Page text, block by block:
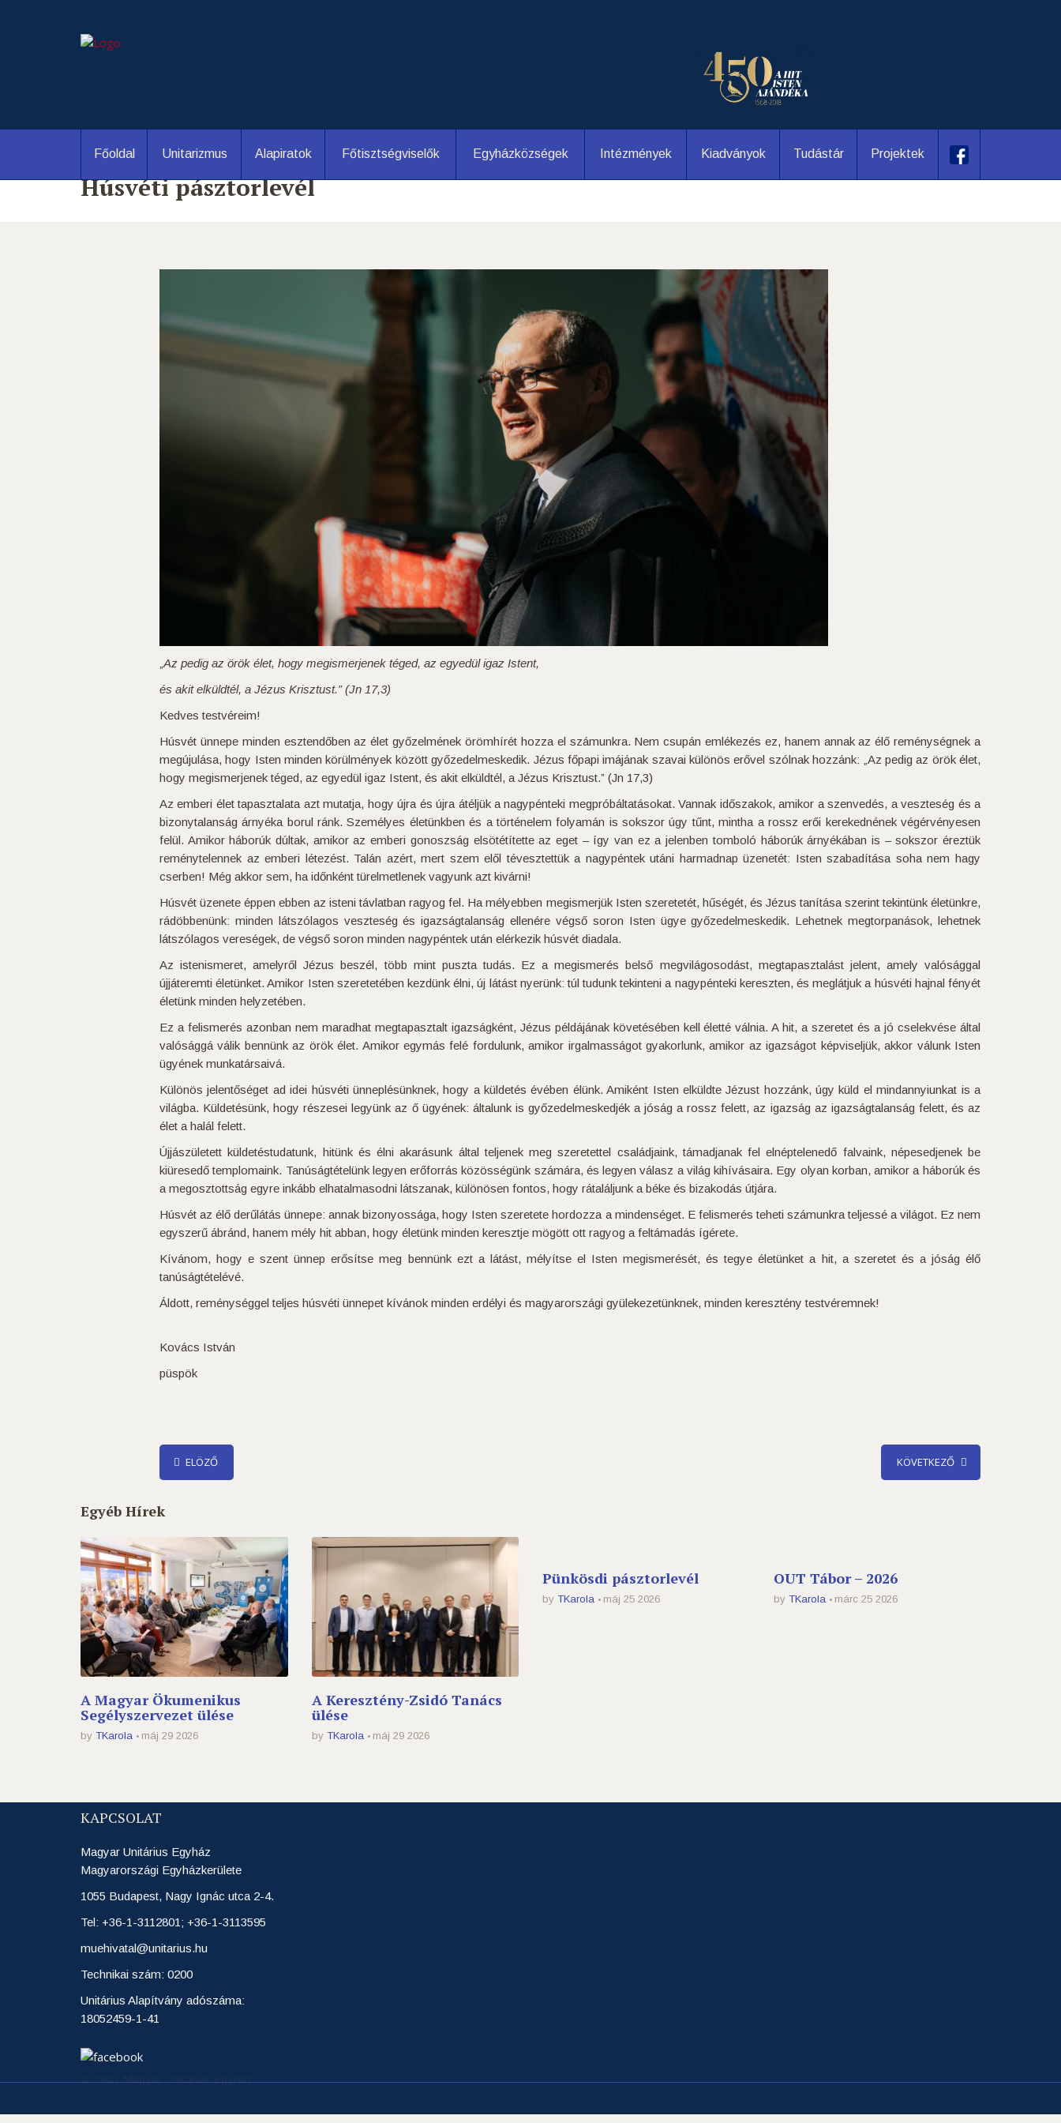
Főoldal Unitarizmus Alapiratok Főtisztségviselők Egyházközségek Intézmények Kiadványok Tudástár Projektek
Húsvéti pásztorlevél
Az pedig az örök élet, hogy megismerjenek téged, az egyedül igaz Istent,
és akit elküldtél, a Jézus Krisztust.” (Jn 17,3)
Kedves testvéreim!
Húsvét ünnepe minden esztendőben az élet győzelmének örömhírét hozza el számunkra. Nem csupán emlékezés ez, hanem annak az élő reménységnek a
megújulása, hogy Isten minden körülmények között győzedelmeskedik. Jézus főpapi imájának szavai különös erővel szólnak hozzánk: „Az pedig az örök élet,
hogy megismerjenek téged, az egyedül igaz Istent, és akit elküldtél, a Jézus Krisztust.” (Jn 17,3)
Az emberi élet tapasztalata azt mutatja, hogy újra és újra átéljük a nagypénteki megpróbáltatásokat. Vannak időszakok, amikor a szenvedés, a veszteség és a
bizonytalanság árnyéka borul ránk. Személyes életünkben és a történelem folyamán is sokszor úgy tűnt, mintha a rossz erői kerekednének végérvényesen
felül. Amikor háborúk dúltak, amikor az emberi gonoszság elsötétítette az eget – így van ez a jelenben tomboló háborúk árnyékában is – sokszor éreztük
reménytelennek az emberi létezést. Talán azért, mert szem elől tévesztettük a nagypéntek utáni harmadnap üzenetét: Isten szabadítása soha nem hagy
cserben! Még akkor sem, ha időnként türelmetlenek vagyunk azt kivárni!
Húsvét üzenete éppen ebben az isteni távlatban ragyog fel. Ha mélyebben megismerjük Isten szeretetét, hűségét, és Jézus tanítása szerint tekintünk életünkre,
rádöbbenünk: minden látszólagos veszteség és igazságtalanság ellenére végső soron Isten ügye győzedelmeskedik. Lehetnek megtorpanások, lehetnek
látszólagos vereségek, de végső soron minden nagypéntek után elérkezik húsvét diadala.
Az istenismeret, amelyről Jézus beszél, több mint puszta tudás. Ez a megismerés belső megvilágosodást, megtapasztalást jelent, amely valósággal
újjáteremti életünket. Amikor Isten szeretetében kezdünk élni, új látást nyerünk: túl tudunk tekinteni a nagypénteki kereszten, és meglátjuk a húsvéti hajnal fényét
életünk minden helyzetében.
Ez a felismerés azonban nem maradhat megtapasztalt igazságként, Jézus példájának követésében kell életté válnia. A hit, a szeretet és a jó cselekvése által
valósággá válik bennünk az örök élet. Amikor egymás felé fordulunk, amikor irgalmasságot gyakorlunk, amikor az igazságot képviseljük, akkor válunk Isten
ügyének munkatársaivá.
Különös jelentőséget ad idei húsvéti ünneplésünknek, hogy a küldetés évében élünk. Amiként Isten elküldte Jézust hozzánk, úgy küld el mindannyiunkat is a
világba. Küldetésünk, hogy részesei legyünk az ő ügyének: általunk is győzedelmeskedjék a jóság a rossz felett, az igazság az igazságtalanság felett, és az
élet a halál felett.
Újjászületett küldetéstudatunk, hitünk és élni akarásunk által teljenek meg szeretettel családjaink, támadjanak fel elnéptelenedő falvaink, népesedjenek be
kiüresedő templomaink. Tanúságtételünk legyen erőforrás közösségünk számára, és legyen válasz a világ kihívásaira. Egy olyan korban, amikor a háborúk és
a megosztottság egyre inkább elhatalmasodni látszanak, különösen fontos, hogy rátaláljunk a béke és bizakodás útjára.
Húsvét az élő derűlátás ünnepe: annak bizonyossága, hogy Isten szeretete hordozza a mindenséget. E felismerés teheti számunkra teljessé a világot. Ez nem
egyszerű ábránd, hanem mély hit abban, hogy életünk minden keresztje mögött ott ragyog a feltámadás ígérete.
Kívánom, hogy e szent ünnep erősítse meg bennünk ezt a látást, mélyítse el Isten megismerését, és tegye életünket a hit, a szeretet és a jóság élő
tanúságtételévé.
Áldott, reménységgel teljes húsvéti ünnepet kívánok minden erdélyi és magyarországi gyülekezetünknek, minden keresztény testvéremnek!
Kovács István
püspök
ELÖZŐ KÖVETKEZŐ
Egyéb Hírek
A Magyar Ökumenikus
Segélyszervezet ülése
by TKarola máj 29 2026
A Keresztény-Zsidó Tanács
ülése
by TKarola máj 29 2026
Pünkösdi pásztorlevél
by TKarola máj 25 2026
OUT Tábor – 2026
by TKarola márc 25 2026
KAPCSOLAT
Magyar Unitárius Egyház
Magyarországi Egyházkerülete
1055 Budapest, Nagy Ignác utca 2-4.
Tel: +36-1-3112801; +36-1-3113595
muehivatal@unitarius.hu
Technikai szám: 0200
Unitárius Alapítvány adószáma:
18052459-1-41